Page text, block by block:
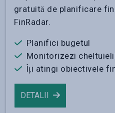
gratuită de planificare
FinRadar.
Planifici bugetul
Monitorizezi
Îți atingi obiectivele
DETALII